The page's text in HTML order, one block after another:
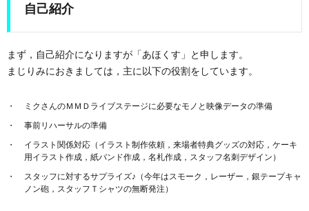
自己紹介
まず，自己紹介になりますが「あほくす」と申します。
まじりみにおきましては，主に以下の役割をしています。
ミクさんのＭＭＤライブステージに必要なモノと映像データの準備
事前リハーサルの準備
イラスト関係対応（イラスト制作依頼，来場者特典グッズの対応，ケーキ
用イラスト作成，紙バンド作成，名札作成，スタッフ名刺デザイン）
スタッフに対するサプライズ♪（今年はスモーク，レーザー，銀テープキャ
ノン砲，スタッフＴシャツの無断発注）